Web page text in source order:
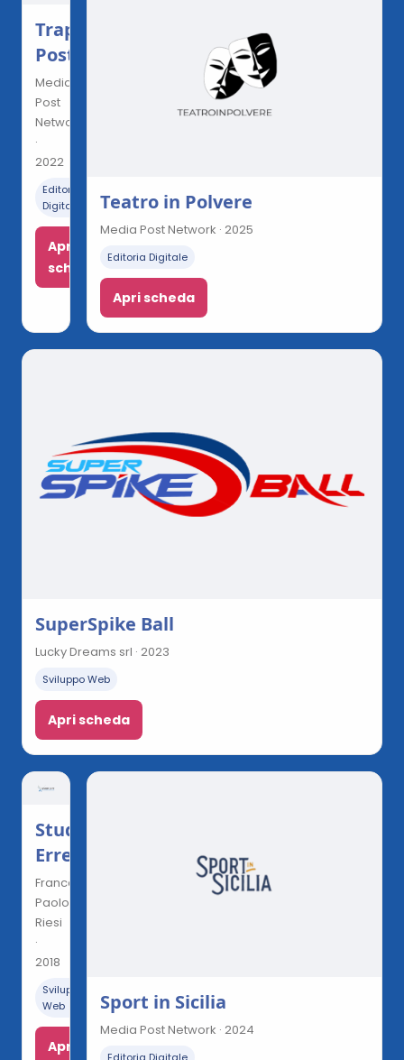
Trapani
Post
Media
Post
Network
·
2022
Editoria
Digitale
Apri
scheda
Teatro in Polvere
Media Post Network · 2025
Editoria Digitale
Apri scheda
SuperSpike Ball
Lucky Dreams srl · 2023
Sviluppo Web
Apri scheda
Studio
Erre
Francesco
Paolo
Riesi
·
2018
Sviluppo
Web
Apri
Sport in Sicilia
Media Post Network · 2024